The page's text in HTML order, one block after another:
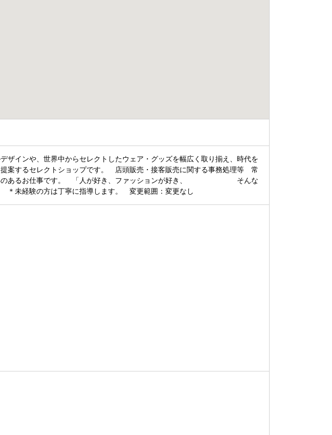
インや、世界中からセレクトしたウェア・グッズを幅広く取り揃え、時代を
案するセレクトショップです。 店頭販売・接客販売に関する事務処理等 常
がいのあるお仕事です。 「人が好き、ファッションが好き、 そんな
未経験の方は丁寧に指導します。 変更範囲：変更なし